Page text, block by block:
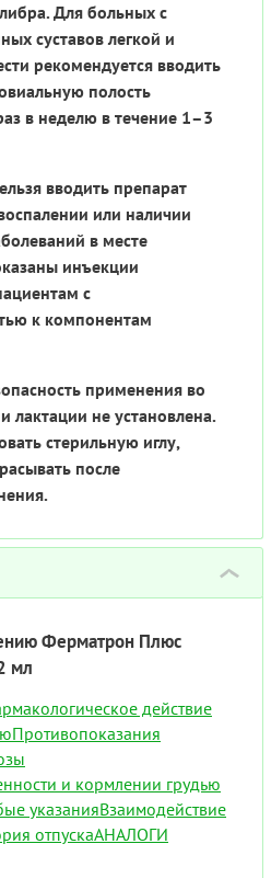
Для больных с
суставов легкой и
рекомендуется вводить
полость
в неделю в течение 1–3
вводить препарат
или наличии
в месте
инъекции
с
к компонентам
применения во
лактации не установлена.
стерильную иглу,
после
›
Ферматрон Плюс
мл
действие
Противопоказания
и кормлении грудью
указанияВзаимодействие
отпускаАНАЛОГИ